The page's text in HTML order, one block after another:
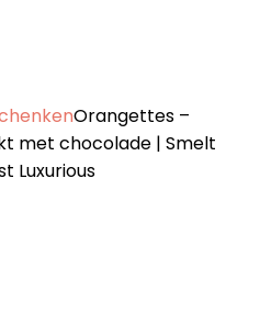
Orangettes –
met chocolade | Smelt
Luxurious